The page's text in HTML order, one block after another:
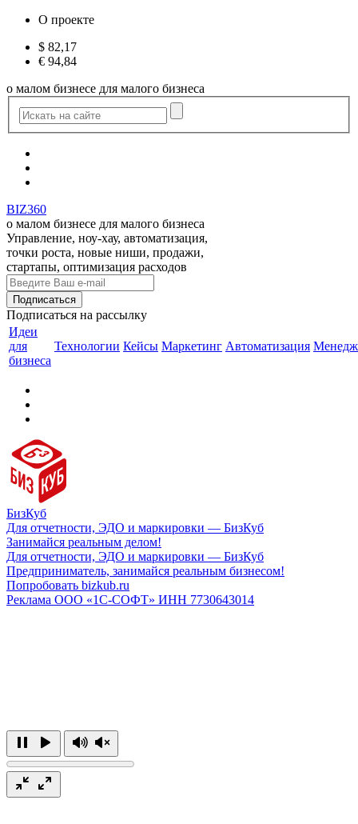
О проекте
$ 82,17
€ 94,84
о малом бизнесе для малого бизнеса
BIZ360
о малом бизнесе для малого бизнеса
Управление, ноу-хау, автоматизация,
точки роста, новые ниши, продажи,
стартапы, оптимизация расходов
Подписаться на рассылку
Идеи
для
бизнеса
Технологии Кейсы Маркетинг Автоматизация
БизКуб
Для отчетности, ЭДО и маркировки — БизКуб
Занимайся реальным делом!
Для отчетности, ЭДО и маркировки — БизКуб
Предприниматель, занимайся реальным бизнесом!
Попробовать bizkub.ru
Реклама ООО «1С-СОФТ» ИНН 7730643014